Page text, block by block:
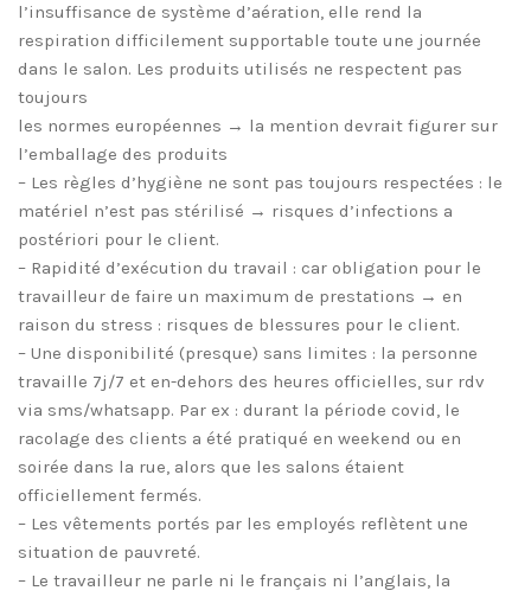
l’insuffisance de système d’aération, elle rend la
respiration difficilement supportable toute une journée
dans le salon. Les produits utilisés ne respectent pas
toujours
les normes européennes → la mention devrait figurer sur
l’emballage des produits
– Les règles d’hygiène ne sont pas toujours respectées : le
matériel n’est pas stérilisé → risques d’infections a
postériori pour le client.
– Rapidité d’exécution du travail : car obligation pour le
travailleur de faire un maximum de prestations → en
raison du stress : risques de blessures pour le client.
– Une disponibilité (presque) sans limites : la personne
travaille 7j/7 et en-dehors des heures officielles, sur rdv
via sms/whatsapp. Par ex : durant la période covid, le
racolage des clients a été pratiqué en weekend ou en
soirée dans la rue, alors que les salons étaient
officiellement fermés.
– Les vêtements portés par les employés reflètent une
situation de pauvreté.
– Le travailleur ne parle ni le français ni l’anglais, la